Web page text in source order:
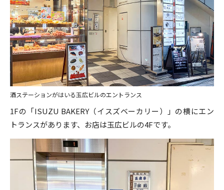
酒ステーションがはいる玉広ビルのエントランス
1Fの「ISUZU BAKERY（イスズベーカリー）」の横にエン
トランスがあります、お店は玉広ビルの4Fです。